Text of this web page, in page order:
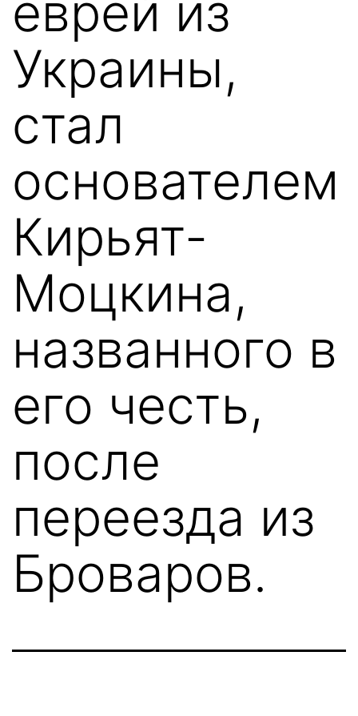
еврей из
Украины,
стал
основателем
Кирьят-
Моцкина,
названного в
его честь,
после
переезда из
Броваров.